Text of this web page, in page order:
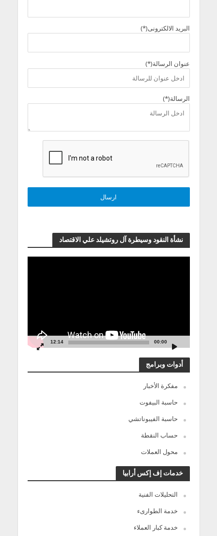
البريد الالكترونى(*)
عنوان الرسالة(*)
الرسالة(*)
نشأة النقود وسيطرة آل روتشيلد علي الاقتصاد
00:00
12:14
أدوات وبرامج
مفكرة الأخبار
حاسبة البيفوت
حاسبة الفيبوناتشي
حساب النقطة
محول العملات
خدمات إف إكس أرابيا
التحليلات الفنية
خدمة الطوارىء
خدمة كبار العملاء